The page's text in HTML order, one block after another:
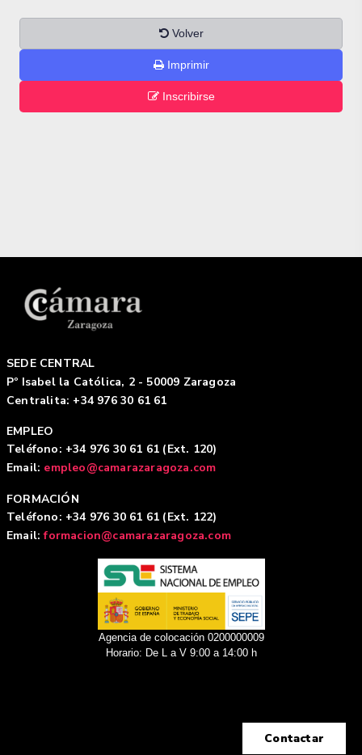
Volver
Imprimir
Inscribirse
SEDE CENTRAL
Pº Isabel la Católica, 2 - 50009 Zaragoza
Centralita: +34 976 30 61 61
EMPLEO
Teléfono: +34 976 30 61 61 (Ext. 120)
Email: empleo@camarazaragoza.com
FORMACIÓN
Teléfono: +34 976 30 61 61 (Ext. 122)
Email:formacion@camarazaragoza.com
Agencia de colocación 0200000009
Horario: De L a V 9:00 a 14:00 h
Contactar